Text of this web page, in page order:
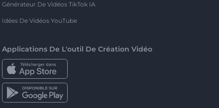
Générateur De Vidéos TikTok IA
Idées De Vidéos YouTube
Applications De L'outil De Création Vidéo